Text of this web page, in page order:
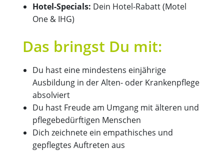
Hotel-Specials: Dein Hotel-Rabatt (Motel
One & IHG)
Das bringst Du mit:
Du hast eine mindestens einjährige
Ausbildung in der Alten- oder Krankenpflege
absolviert
Du hast Freude am Umgang mit älteren und
pflegebedürftigen Menschen
Dich zeichnete ein empathisches und
gepflegtes Auftreten aus